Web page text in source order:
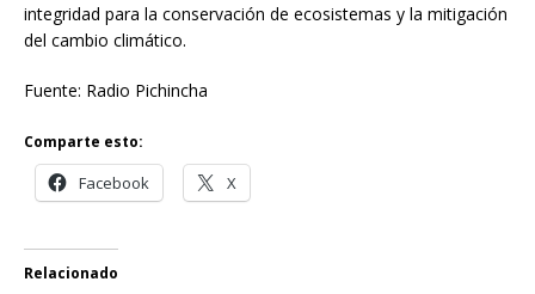
integridad para la conservación de ecosistemas y la mitigación
del cambio climático.
Fuente: Radio Pichincha
Comparte esto:
Facebook X
Relacionado